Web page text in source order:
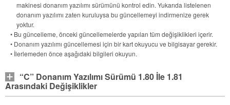
makinesi donanım yazılımı sürümünü kontrol edin. Yukarıda listelenen
donanım yazılımı zaten kuruluysa bu güncellemeyi indirmenize gerek
yoktur.
• Bu güncelleme, önceki güncellemelerde yapılan tüm değişiklikleri içerir.
• Donanım yazılımı güncellemesi için bir kart okuyucu ve bilgisayar gerekir.
• İlerlemeden önce aşağıdaki bilgileri okuyun.
“C” Donanım Yazılımı Sürümü 1.80 İle 1.81
Arasındaki Değişiklikler